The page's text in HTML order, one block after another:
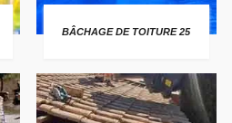
BÂCHAGE DE TOITURE 25